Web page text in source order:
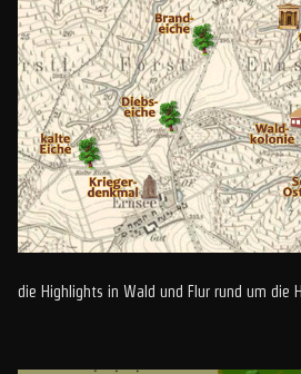
die Highlights in Wald und Flur rund um die